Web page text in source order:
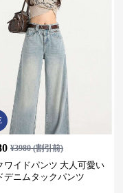
¥3980(割引前)
ワイドパンツ 大人可愛い
デニムタックパンツ